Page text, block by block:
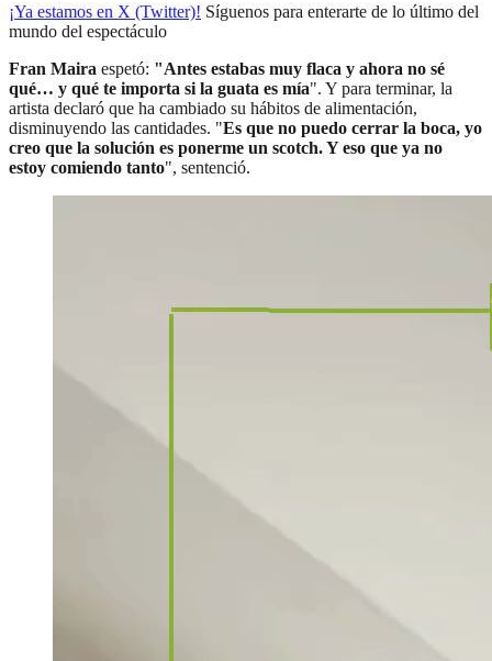
¡Ya estamos en X (Twitter)! Síguenos para enterarte de lo último del
mundo del espectáculo
Fran Maira espetó: "Antes estabas muy flaca y ahora no sé
qué… y qué te importa si la guata es mía". Y para terminar, la
artista declaró que ha cambiado su hábitos de alimentación,
disminuyendo las cantidades. "Es que no puedo cerrar la boca, yo
creo que la solución es ponerme un scotch. Y eso que ya no
estoy comiendo tanto", sentenció.